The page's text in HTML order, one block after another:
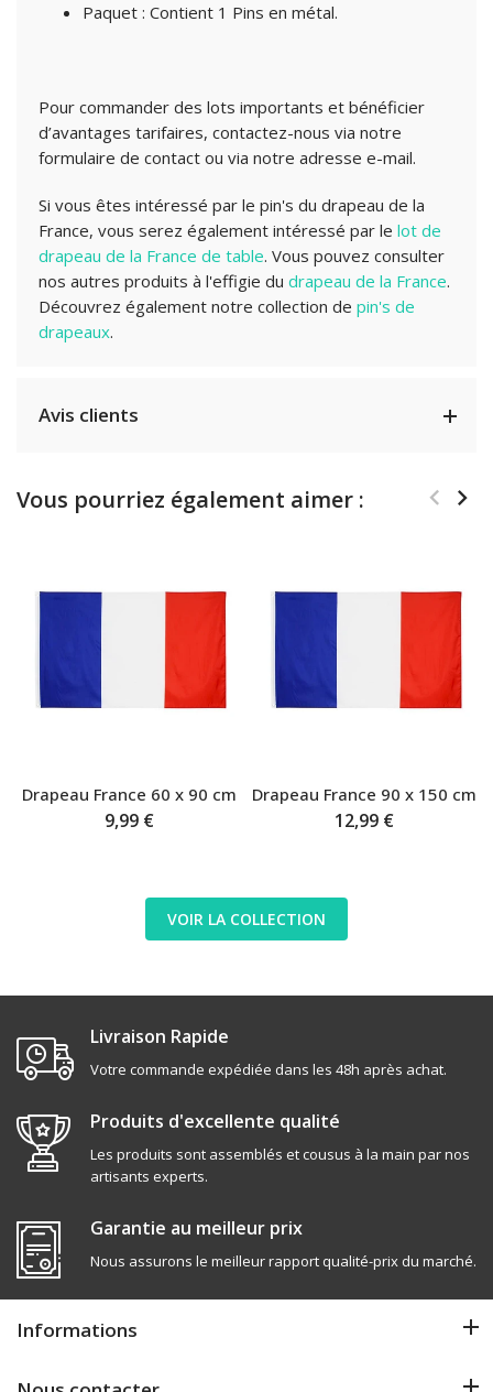
Paquet : Contient 1 Pins en métal.
Pour commander des lots importants et bénéficier
d’avantages tarifaires, contactez-nous via notre
formulaire de contact ou via notre adresse e-mail.
Si vous êtes intéressé par le pin's du drapeau de la
France, vous serez également intéressé par le lot de
drapeau de la France de table. Vous pouvez consulter
nos autres produits à l'effigie du drapeau de la France.
Découvrez également notre collection de pin's de
drapeaux.
Avis clients
Vous pourriez également aimer :
Drapeau France 60 x 90 cm
9,99 €
Drapeau France 90 x 150 cm
12,99 €
VOIR LA COLLECTION
Livraison Rapide
Votre commande expédiée dans les 48h après achat.
Produits d'excellente qualité
Les produits sont assemblés et cousus à la main par nos
artisants experts.
Garantie au meilleur prix
Nous assurons le meilleur rapport qualité-prix du marché.
Informations